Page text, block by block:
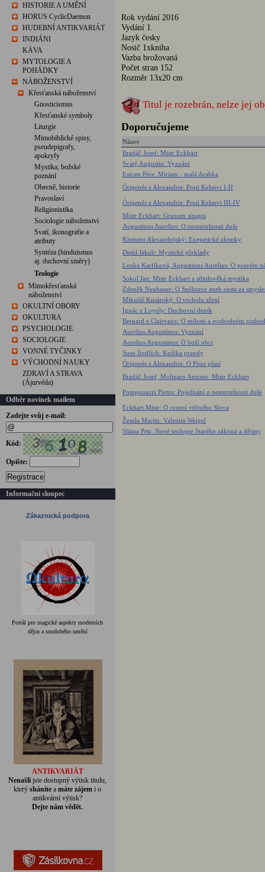
HISTORIE A UMĚNÍ
HORUS CyclicDaemon
HUDEBNÍ ANTIKVARIÁT
INDIÁNI
KÁVA
MYTOLOGIE A
POHÁDKY
NÁBOŽENSTVÍ
Křesťanská náboženství
Gnosticismus
Křesťanské symboly
Liturgie
Mimobiblické spisy,
pseudepigrafy,
apokryfy
Mystika, božské
poznání
Obecně, historie
Pravoslaví
Religionistika
Sociologie náboženství
Svatí, ikonografie a
atributy
Syntéza (hinduismus
aj. duchovní směry)
Teologie
Mimokřesťanská
náboženství
OKULTNÍ OBORY
OKULTURA
PSYCHOLOGIE
SOCIOLOGIE
VONNÉ TYČINKY
VÝCHODNÍ NAUKY
ZDRAVÍ A STRAVA
(Ájurvéda)
Odběr novinek mailem
Zadejte svůj e-mail:
Kód:
Opište:
Registrace
Informační sloupec
Zákaznická podpora
Portál pro magické aspekty moderních
dějin a soudobého umění
ANTIKVARIÁT
Nenašli jste dostupný výtisk titulu,
kterýsháníte amáte zájem i o
antikvární výtisk?
Dejte nám vědět.
Rok vydání 2016
Vydání 1.
Jazyk česky
Nosič 1xkniha
Vazba brožovaná
Počet stran 152
Rozměr 13x20 cm
Titul je rozebrán, nelze jej
Doporučujeme
Název
Bradáč Josef: Mistr Eckhart
Svatý Augustin: Vyznání
Estrate Pére: Miriam - malá Arabka
Órigenés z Alexandrie: Proti Kelsovi I-II
Órigenés z Alexandrie: Proti Kelsovi III-IV
Mistr Eckhart: Granum sinapis
Augustinus Aurelius: O nesmrtelnosti duše
Klement Alexandrijský: Exegetické zlomky
Deml Jakub: Mystické překlady
Lenka Karfíková, Augustinus Aurelius: O pravém
Sokol Jan: Mistr Eckhart a středověká mystika
Zdeněk Neubauer: O Sněhurce aneb cesta za
Mikuláš Kusánský: O vrcholu zření
Ignác z Loyoly: Duchovní deník
Bernard z Clairvaux: O milosti a svobodném
Aurelius Augustinus: Vyznání
Aurelius Augustinus: O boží obci
Suso Jindřich: Knížka pravdy
Órigenés z Alexandrie: O Písni písní
Bradáč Josef, Molinaro Aniceto: Mistr Eckhart
Pomponazzi Pietro: Pojednání o nesmrtelnosti duše
Eckhart Mistr: O rození věčného Slova
Žemla Martin: Valentin Weigel
Sláma Petr: Nové teologie Starého zákona a dějiny